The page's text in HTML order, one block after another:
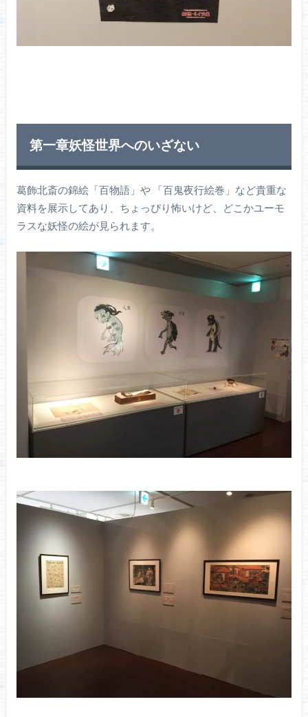
第一章妖怪世界へのいざない
葛飾北斎の錦絵「百物語」や 「百鬼夜行絵巻」など貴重な
資料を展示してあり、ちょっぴり怖いけど、どこかユーモ
ラスな妖怪の絵が見られます。